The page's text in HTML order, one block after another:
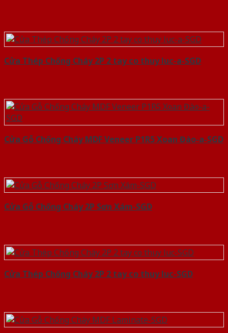
Cửa Thép Chống Cháy 2P 2 tay co thuy luc-a-SGD
Cửa Gỗ Chống Cháy MDF Veneer P1R5 Xoan Đào-a-SGD
Cửa Gỗ Chống Cháy 2P Sơn Xám-SGD
Cửa Thép Chống Cháy 2P 2 tay co thuy luc-SGD